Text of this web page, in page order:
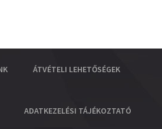
ÁTVÉTELI LEHETŐSÉGEK
ADATKEZELÉSI TÁJÉKOZTATÓ